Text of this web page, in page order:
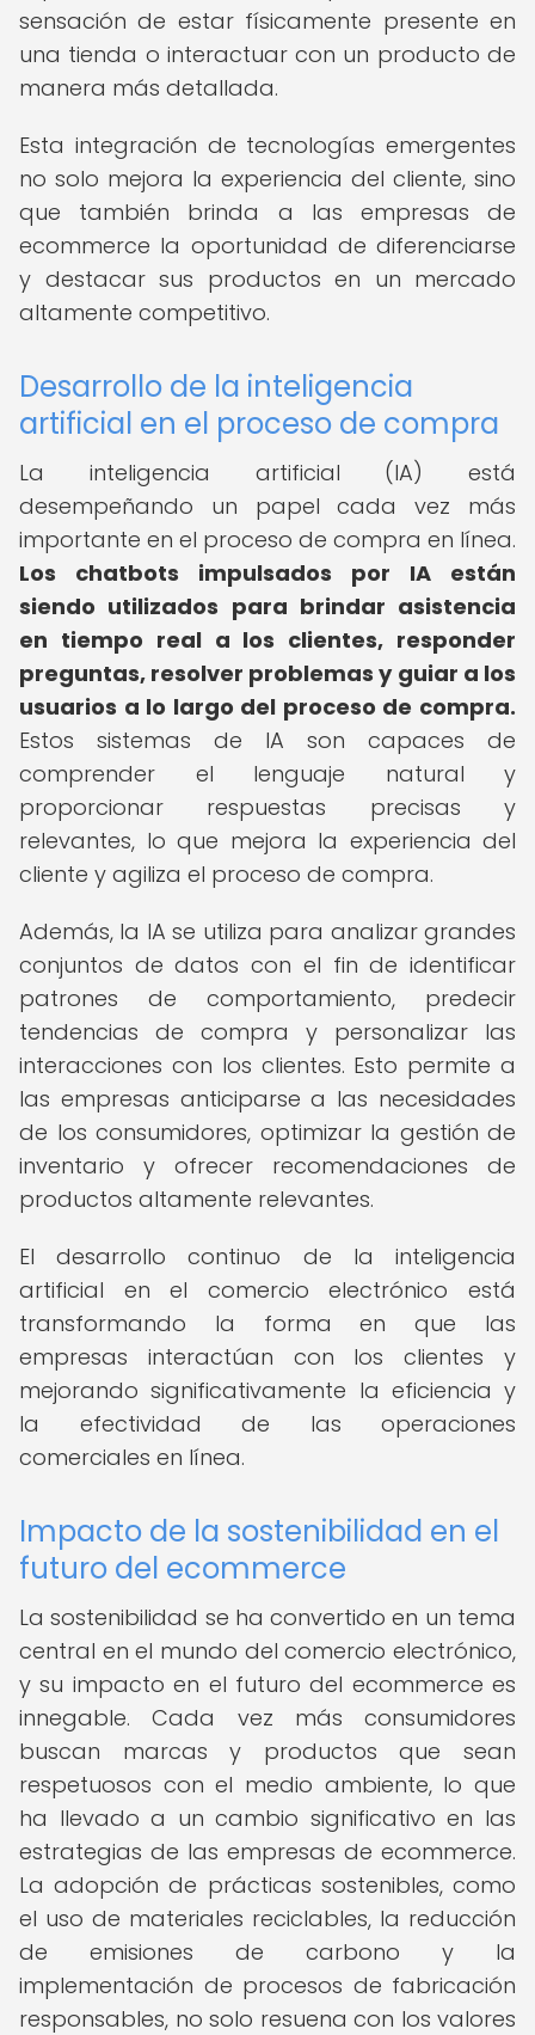
sensación de estar físicamente presente en
una tienda o interactuar con un producto de
manera más detallada.
Esta integración de tecnologías emergentes
no solo mejora la experiencia del cliente, sino
que también brinda a las empresas de
ecommerce la oportunidad de diferenciarse
y destacar sus productos en un mercado
altamente competitivo.
Desarrollo de la inteligencia
artificial en el proceso de compra
La inteligencia artificial (IA) está
desempeñando un papel cada vez más
importante en el proceso de compra en línea.
Los chatbots impulsados por IA están
siendo utilizados para brindar asistencia
en tiempo real a los clientes, responder
preguntas, resolver problemas y guiar a los
usuarios a lo largo del proceso de compra.
Estos sistemas de IA son capaces de
comprender el lenguaje natural y
proporcionar respuestas precisas y
relevantes, lo que mejora la experiencia del
cliente y agiliza el proceso de compra.
Además, la IA se utiliza para analizar grandes
conjuntos de datos con el fin de identificar
patrones de comportamiento, predecir
tendencias de compra y personalizar las
interacciones con los clientes. Esto permite a
las empresas anticiparse a las necesidades
de los consumidores, optimizar la gestión de
inventario y ofrecer recomendaciones de
productos altamente relevantes.
El desarrollo continuo de la inteligencia
artificial en el comercio electrónico está
transformando la forma en que las
empresas interactúan con los clientes y
mejorando significativamente la eficiencia y
la efectividad de las operaciones
comerciales en línea.
Impacto de la sostenibilidad en el
futuro del ecommerce
La sostenibilidad se ha convertido en un tema
central en el mundo del comercio electrónico,
y su impacto en el futuro del ecommerce es
innegable. Cada vez más consumidores
buscan marcas y productos que sean
respetuosos con el medio ambiente, lo que
ha llevado a un cambio significativo en las
estrategias de las empresas de ecommerce.
La adopción de prácticas sostenibles, como
el uso de materiales reciclables, la reducción
de emisiones de carbono y la
implementación de procesos de fabricación
responsables, no solo resuena con los valores